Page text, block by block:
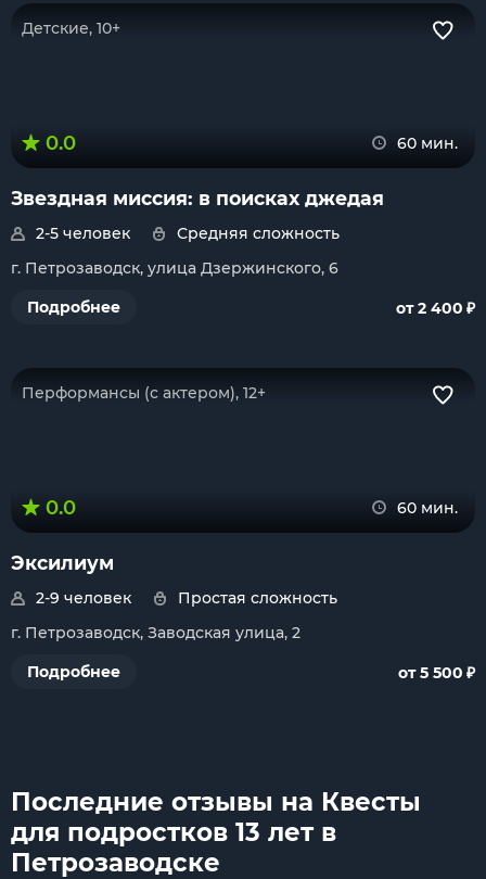
Детские, 10+
0.0 60 мин.
Звездная миссия: в поисках джедая
2-5 человек
Средняя сложность
г. Петрозаводск, улица Дзержинского, 6
Подробнее
от 2 400 ₽
Перформансы (с актером), 12+
0.0 60 мин.
Эксилиум
2-9 человек
Простая сложность
г. Петрозаводск, Заводская улица, 2
Подробнее
от 5 500 ₽
Последние отзывы на Квесты
для подростков 13 лет в
Петрозаводске